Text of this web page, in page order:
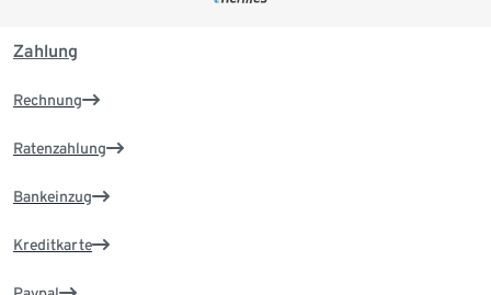
Zahlung
Rechnung
Ratenzahlung
Bankeinzug
Kreditkarte